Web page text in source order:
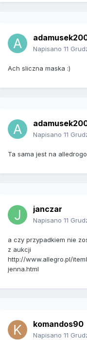
Napisano 11
Ach sliczna maska :)
Napisano 11
Ta sama jest na
janczar
Napisano 11
a czy przypadkiem nie
z aukcji
http://www.allegro.pl/
jenna.html
komandos90
Napisano 11